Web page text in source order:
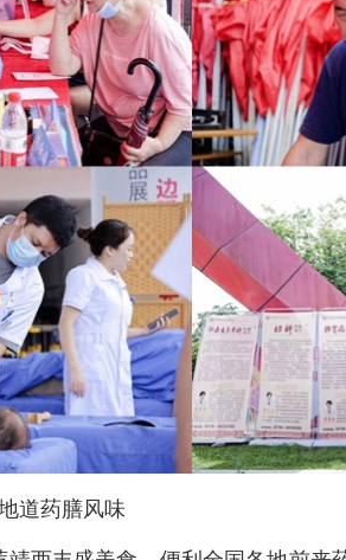
道药膳风味